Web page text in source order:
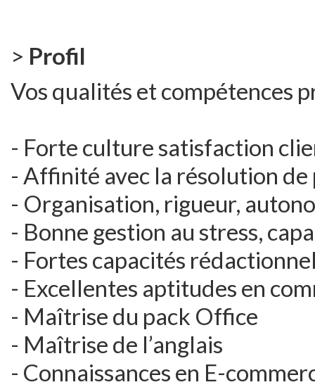
> Profil
Vos qualités et compétences
- Forte culture satisfaction
- Affinité avec la résolution
- Organisation, rigueur,
- Bonne gestion au stress,
- Fortes capacités
- Excellentes aptitudes en
- Maîtrise du pack Office
- Maîtrise de l’anglais
- Connaissances en E-